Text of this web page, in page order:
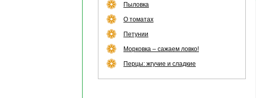
Пыловка
О томатах
Петунии
Морковка – сажаем ловко!
Перцы: жгучие и сладкие